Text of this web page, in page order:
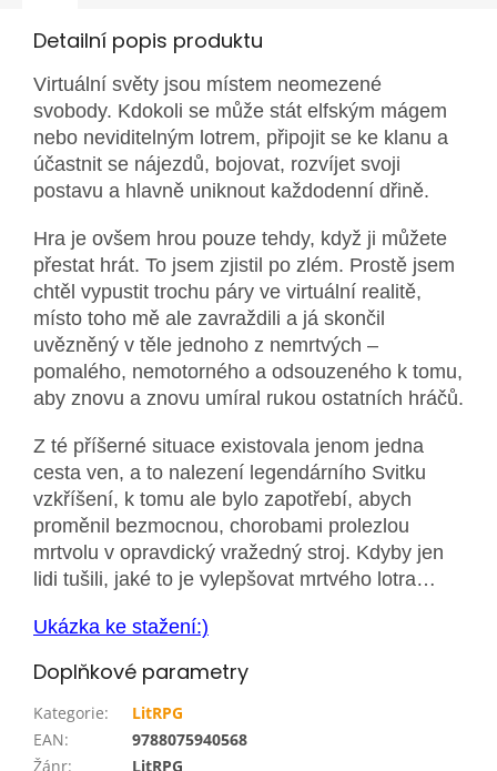
Detailní popis produktu
Virtuální světy jsou místem neomezené
svobody. Kdokoli se může stát elfským mágem
nebo neviditelným lotrem, připojit se ke klanu a
účastnit se nájezdů, bojovat, rozvíjet svoji
postavu a hlavně uniknout každodenní dřině.
Hra je ovšem hrou pouze tehdy, když ji můžete
přestat hrát. To jsem zjistil po zlém. Prostě jsem
chtěl vypustit trochu páry ve virtuální realitě,
místo toho mě ale zavraždili a já skončil
uvězněný v těle jednoho z nemrtvých –
pomalého, nemotorného a odsouzeného k tomu,
aby znovu a znovu umíral rukou ostatních hráčů.
Z té příšerné situace existovala jenom jedna
cesta ven, a to nalezení legendárního Svitku
vzkříšení, k tomu ale bylo zapotřebí, abych
proměnil bezmocnou, chorobami prolezlou
mrtvolu v opravdický vražedný stroj. Kdyby jen
lidi tušili, jaké to je vylepšovat mrtvého lotra…
Ukázka ke stažení:)
Doplňkové parametry
Kategorie:
LitRPG
EAN:
9788075940568
Žánr: LitRPG